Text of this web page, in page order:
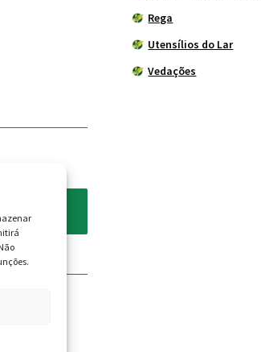
Rega
Utensílios do Lar
Vedações